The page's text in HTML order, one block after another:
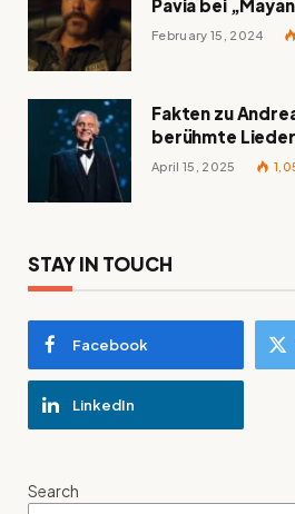
Pavia bei
February 15, 2024
Fakten zu
berühmte
Wissenswerte
April 15, 2025
STAY IN TOUCH
Facebook
LinkedIn
Search